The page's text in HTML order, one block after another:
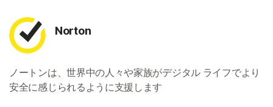
Norton
ノートンは、世界中の人々や家族がデジタル ライフでより
安全に感じられるように支援します